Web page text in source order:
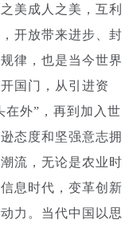
美成人之美，互利
开放带来进步、封
律，也是当今世界
国门，从引进资
在外”，再到加入世
态度和坚强意志拥
流，无论是农业时
息时代，变革创新
力。当代中国以思